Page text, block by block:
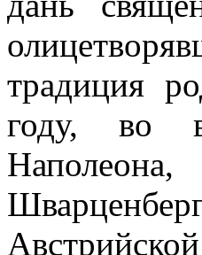
традиция
году, во